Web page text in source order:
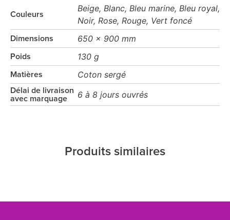
Couleurs
Beige, Blanc, Bleu marine, Bleu royal,
Noir, Rose, Rouge, Vert foncé
Dimensions 650 x 900 mm
Poids 130 g
Matières Coton sergé
Délai de livraison
avec marquage
6 à 8 jours ouvrés
Produits similaires